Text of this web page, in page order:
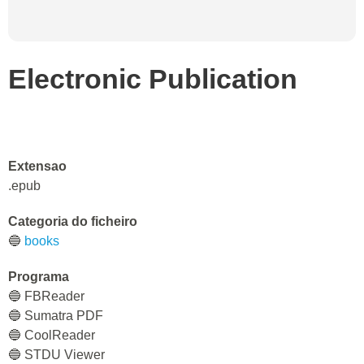
Electronic Publication
Extensao
.epub
Categoria do ficheiro
🔵 books
Programa
🔵 FBReader
🔵 Sumatra PDF
🔵 CoolReader
🔵 STDU Viewer